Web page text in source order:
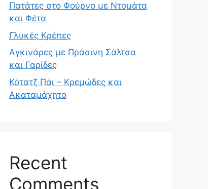
Πατάτες στο Φούρνο με Ντομάτα
και Φέτα
Γλυκές Κρέπες
Αγκινάρες με Πράσινη Σάλτσα
και Γαρίδες
Κότατζ Πάι – Κρεμώδες και
Ακαταμάχητο
Recent
Comments